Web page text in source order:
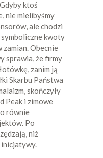
ktoś
nie mielibyśmy
ale chodzi
symboliczne kwoty
zamian. Obecnie
sprawia, że firmy
zanim ją
Skarbu Państwa
skończyły
Peak i zimowe
równie
Po
niż
inicjatywy.